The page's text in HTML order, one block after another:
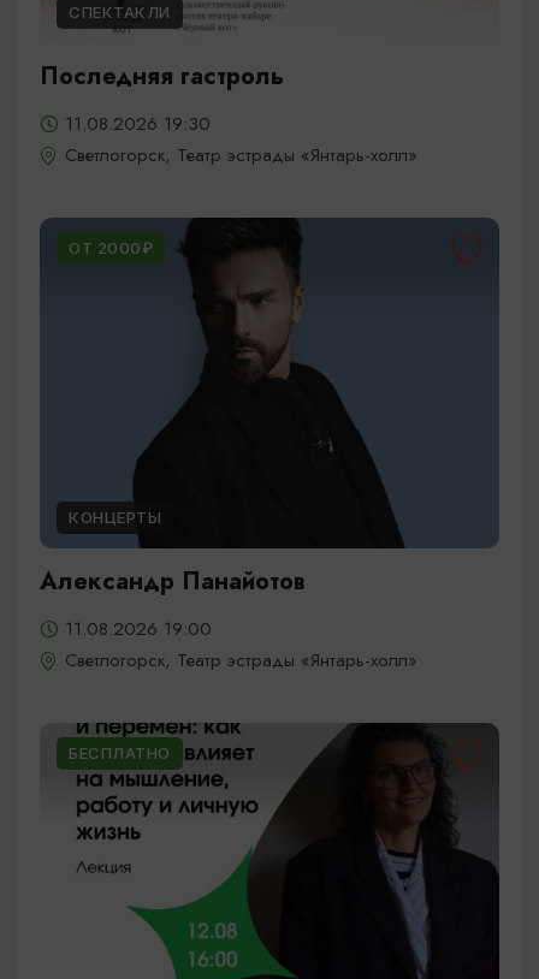
СПЕКТАКЛИ
Последняя гастроль
11.08.2026 19:30
Светлогорск, Театр эстрады «Янтарь-холл»
ОТ 2000₽
КОНЦЕРТЫ
Александр Панайотов
11.08.2026 19:00
Светлогорск, Театр эстрады «Янтарь-холл»
БЕСПЛАТНО